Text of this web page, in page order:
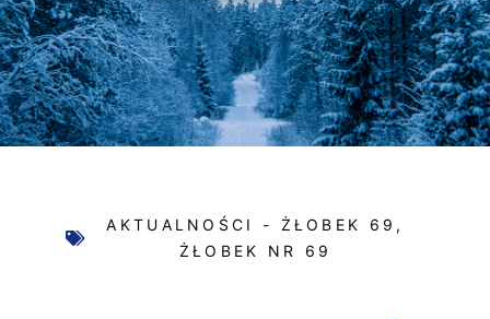
AKTUALNOŚCI - ŻŁOBEK 69 ,
ŻŁOBEK NR 69